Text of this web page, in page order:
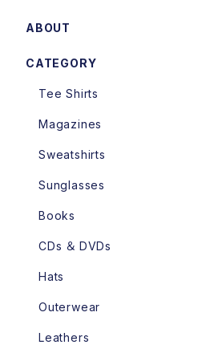
ABOUT
CATEGORY
Tee Shirts
Magazines
Sweatshirts
Sunglasses
Books
CDs ＆ DVDs
Hats
Outerwear
Leathers